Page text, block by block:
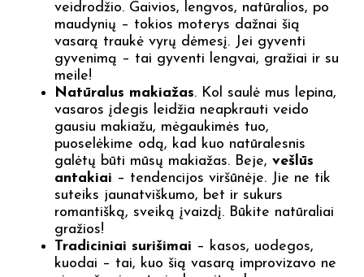
veidrodžio. Gaivios, lengvos, natūralios, po
maudynių – tokios moterys dažnai šią
vasarą traukė vyrų dėmesį. Jei gyventi
gyvenimą – tai gyventi lengvai, gražiai ir su
meile!
Natūralus makiažas. Kol saulė mus lepina,
vasaros įdegis leidžia neapkrauti veido
gausiu makiažu, mėgaukimės tuo,
puoselėkime odą, kad kuo natūralesnis
galėtų būti mūsų makiažas. Beje, vešlūs
antakiai – tendencijos viršūnėje. Jie ne tik
suteiks jaunatviškumo, bet ir sukurs
romantišką, sveiką įvaizdį. Būkite natūraliai
gražios!
Tradiciniai surišimai – kasos, uodegos,
kuodai – tai, kuo šią vasarą improvizavo ne